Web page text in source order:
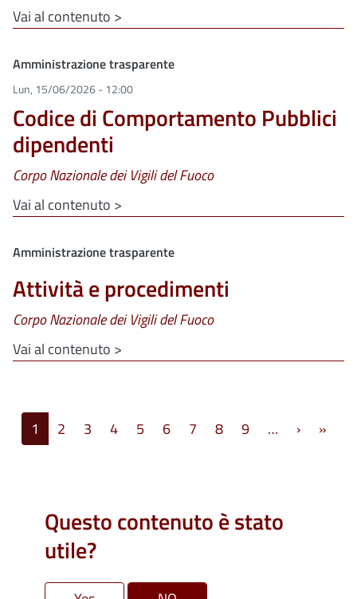
Vai al contenuto >
Clone di
Amministrazione trasparente
Lun, 15/06/2026 - 12:00
Codice di Comportamento Pubblici
dipendenti
Corpo Nazionale dei Vigili del Fuoco
Vai al contenuto >
Clone di
Amministrazione trasparente
Attività e procedimenti
Corpo Nazionale dei Vigili del Fuoco
Vai al contenuto >
Paginazione
1 2 3 4 5 6 7 8 9 … ›Pagina
»
Questo contenuto è stato
utile?